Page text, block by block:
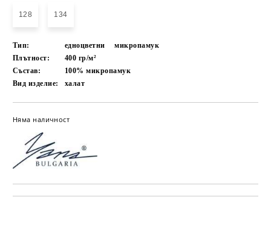
128 134
Тип: едноцветни
микропамук
Плътност:
400 гр/м²
Състав:
100% микропамук
Вид изделие:
халат
Няма наличност